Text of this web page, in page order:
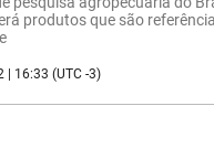
produtos que são
| 16:33 (UTC -3)